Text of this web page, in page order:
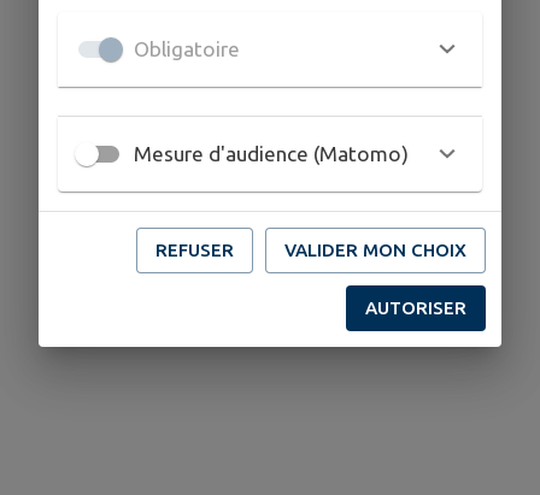
Obligatoire
Mesure d'audience (Matomo)
REFUSER VALIDER MON CHOIX
AUTORISER